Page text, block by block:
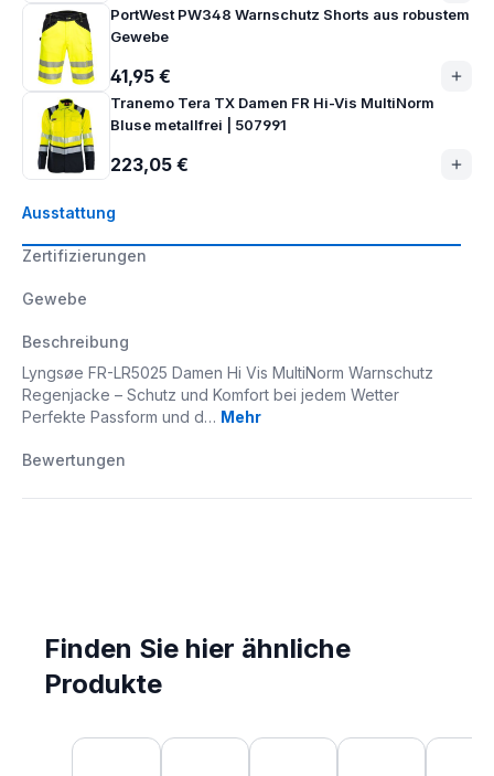
Ausstattung
Zertifizierungen
Gewebe
Beschreibung
Lyngsøe FR-LR5025 Damen Hi Vis MultiNorm Warnschutz
Regenjacke – Schutz und Komfort bei jedem Wetter
Perfekte Passform und d… Mehr
Bewertungen
PortWest PW348 Warnschutz Shorts aus robustem
Gewebe
41,95 €
Tranemo Tera TX Damen FR Hi-Vis MultiNorm
Bluse metallfrei | 507991
223,05 €
Finden Sie hier ähnliche
Produkte
Produktgalerie überspringen